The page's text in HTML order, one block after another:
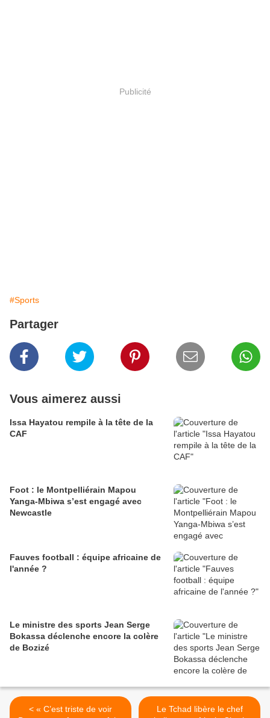
Publicité
#Sports
Partager
Vous aimerez aussi
Issa Hayatou rempile à la tête de la
CAF
Foot : le Montpelliérain Mapou
Yanga-Mbiwa s’est engagé avec
Newcastle
Fauves football : équipe africaine de
l'année ?
Le ministre des sports Jean Serge
Bokassa déclenche encore la colère
de Bozizé
< « C’est triste de voir
Le Tchad libère le chef